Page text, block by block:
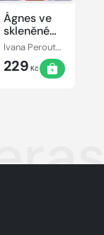
Ágnes ve
skleněném
městě
Ivana Peroutková
229 Kč